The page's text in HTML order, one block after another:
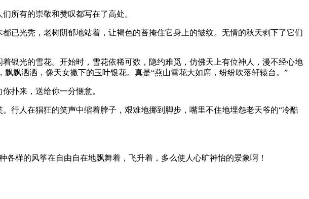
所有的崇敬和赞叹都写在了高处。
已光秃，老树阴郁地站着，让褐色的苔掩住它身上的皱纹。无情的秋天剥下了它们
银光的雪花。开始时，雪花依稀可数，隐约难觅，仿佛天上有位神人，漫不经心地
飘洒洒，像天女撒下的玉叶银花。真是“燕山雪花大如席，纷纷吹落轩辕台。”
扑来，送给你一分惬意。
行人在猖狂的笑声中缩着脖子，艰难地挪到脚步，嘴里不住地埋怨老天爷的“冷酷
样的风筝在自由自在地飘舞着，飞升着，多么使人心旷神怡的景象啊！